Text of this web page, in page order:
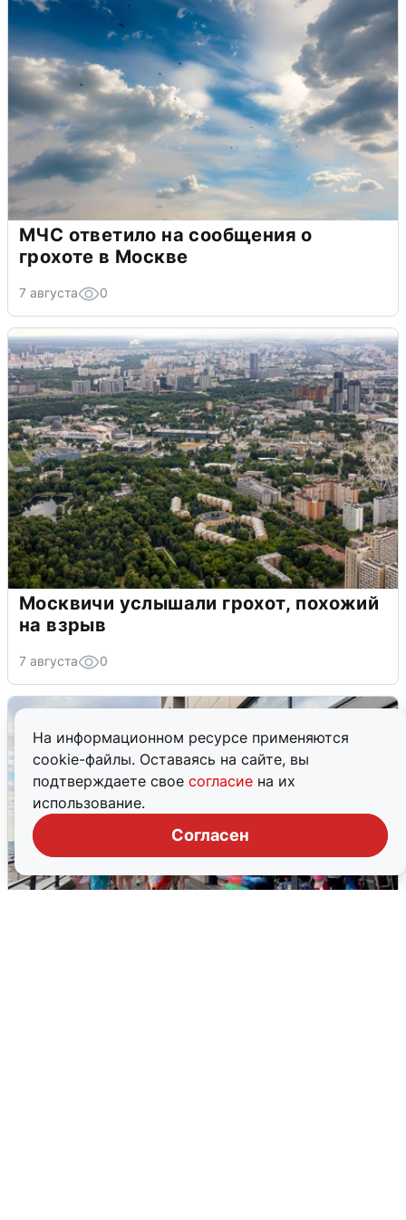
На информационном ресурсе применяются
cookie-файлы. Оставаясь на сайте, вы
подтверждаете свое согласие на их
использование.
Согласен
МЧС ответило на сообщения о
грохоте в Москве
7 августа 0
Москвичи услышали грохот, похожий
на взрыв
7 августа 0